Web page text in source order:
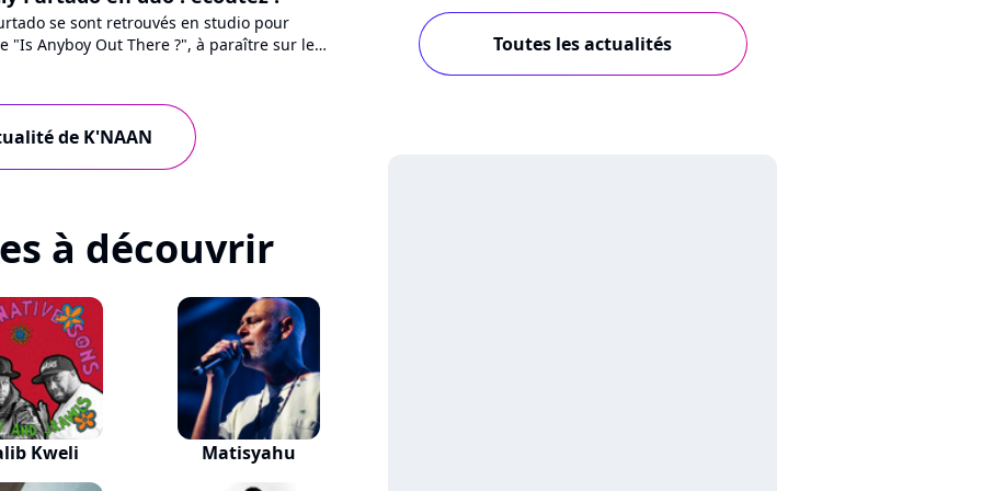
se sont retrouvés en studio pour
"Is Anyboy Out There ?", à paraître sur le
Ecoutez...
de K'NAAN
à découvrir
Kweli Matisyahu
Toutes les actualités